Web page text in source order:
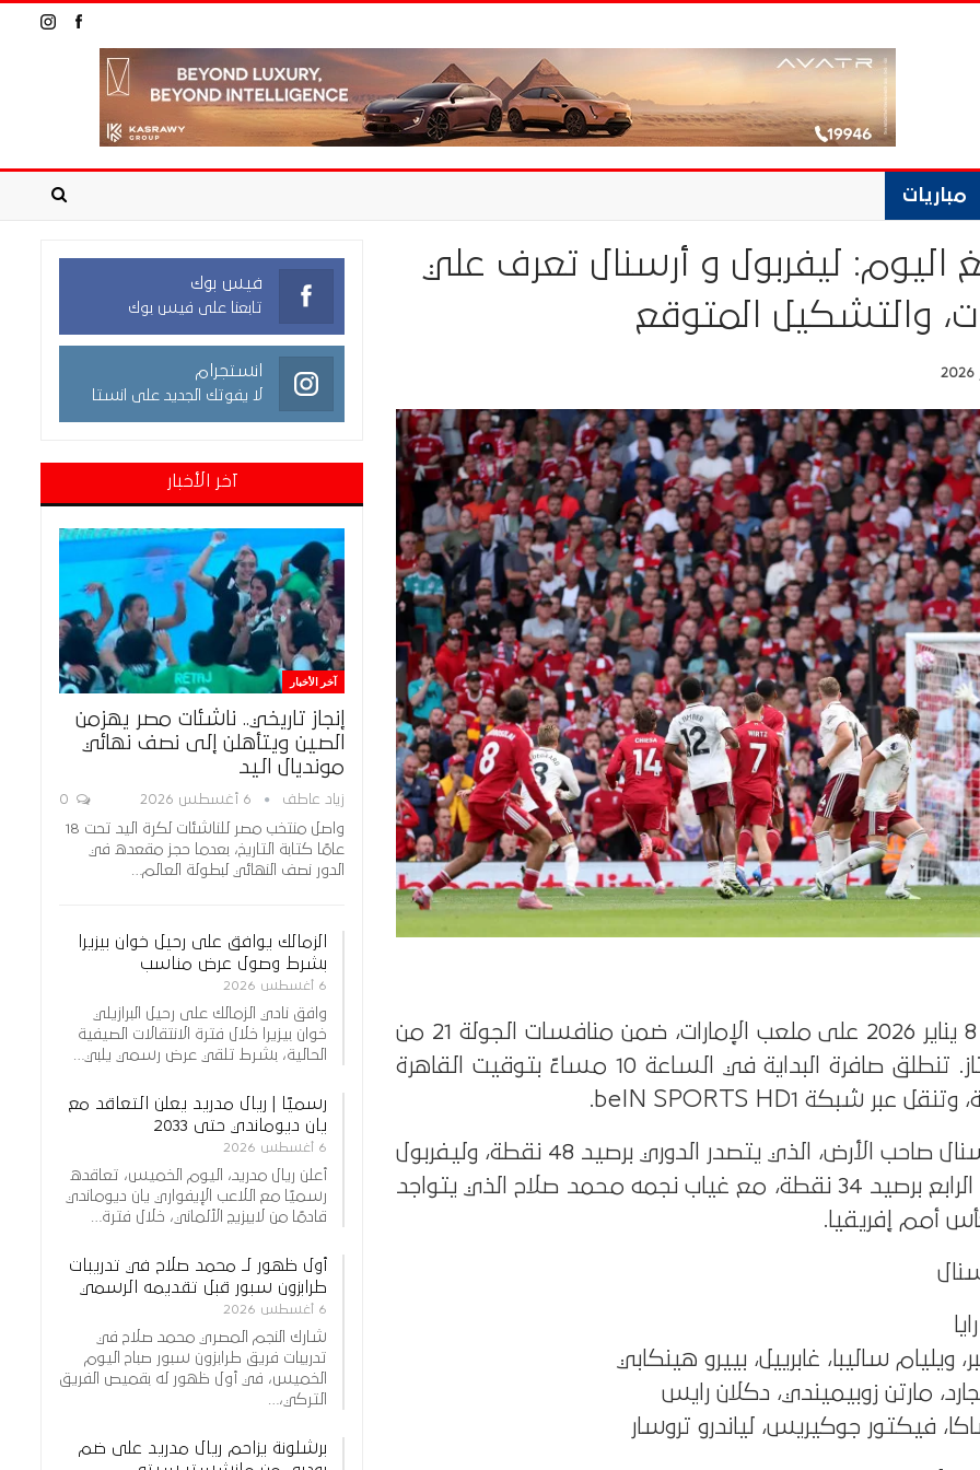
مباريات
اليوم: ليفربول و أرسنال تعرف علي
والتشكيل المتوقع
المباراة ستقام اليوم 8 يناير 2026 على ملعب الإمارات، ضمن منافسات الجولة 21 من
الدوري الإنجليزي الممتاز. تنطلق صافرة البداية في الساعة 10 مساءً بتوقيت القاهرة
المواجهة تجمع بين أرسنال صاحب الأرض، الذي يتصدر الدوري برصيد 48 نقطة، وليفربول
حامل اللقب في المركز الرابع برصيد 34 نقطة، مع غياب نجمه محمد صلاح الذي يتواجد
أمم إفريقيا.
ويليام ساليبا، غابرييل، بييرو هينكابي
مارتن زوبيميندي، دكلان رايس
فيكتور جوكيريس، لياندرو تروسار
فيس بوك
تابعنا على فيس بوك
انستجرام
لا يفوتك الجديد على انستا
آخر الأخبار
آخر الأخبار
إنجاز تاريخي.. ناشئات مصر يهزمن
الصين ويتأهلن إلى نصف نهائي
مونديال اليد
زياد عاطف 6 أغسطس 2026
واصل منتخب مصر للناشئات لكرة اليد تحت 18
عامًا كتابة التاريخ، بعدما حجز مقعده في
الدور نصف النهائي لبطولة العالم…
الزمالك يوافق على رحيل خوان بيزيرا
بشرط وصول عرض مناسب
6 أغسطس 2026
وافق نادي الزمالك على رحيل البرازيلي
خوان بيزيرا خلال فترة الانتقالات الصيفية
الحالية، بشرط تلقي عرض رسمي يلبي…
رسميًا | ريال مدريد يعلن التعاقد مع
يان ديوماندي حتى 2033
6 أغسطس 2026
أعلن ريال مدريد، اليوم الخميس، تعاقده
رسميًا مع اللاعب الإيفواري يان ديوماندي
قادمًا من لايبزيج الألماني، خلال فترة…
أول ظهور لـ محمد صلاح في تدريبات
طرابزون سبور قبل تقديمه الرسمي
6 أغسطس 2026
شارك النجم المصري محمد صلاح في
تدريبات فريق طرابزون سبور صباح اليوم
الخميس، في أول ظهور له بقميص الفريق
التركي،…
برشلونة يزاحم ريال مدريد على ضم